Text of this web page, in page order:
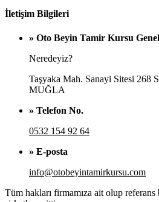
İletişim Bilgileri
» Oto Beyin Tamir Kursu
Neredeyiz?
Taşyaka Mah. Sanayi Sitesi 268
MUĞLA
» Telefon No.
0532 154 92 64
» E-posta
info@otobeyintamirkursu.com
Tüm hakları firmamıza ait olup